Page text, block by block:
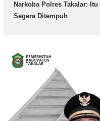
Narkoba Polres Takalar:
Segera Ditempuh